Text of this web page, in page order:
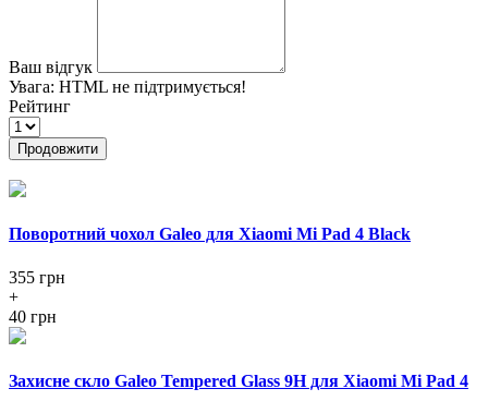
Ваш відгук
Увага: HTML не підтримується!
Рейтинг
Продовжити
Поворотний чохол Galeo для Xiaomi Mi Pad 4 Black
355 грн
+
40 грн
Захисне скло Galeo Tempered Glass 9H для Xiaomi Mi Pad 4